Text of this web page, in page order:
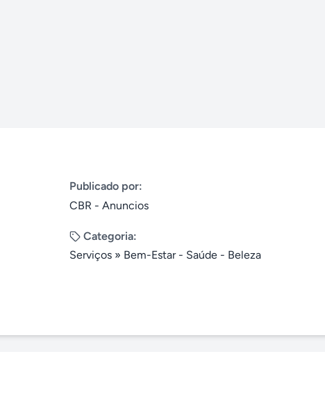
Publicado por:
CBR - Anuncios
Categoria:
Serviços » Bem-Estar - Saúde - Beleza